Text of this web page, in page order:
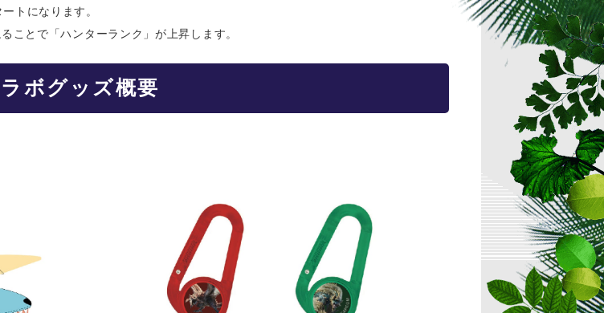
トになります。
ことで「ハンターランク」が上昇します。
ボグッズ概要